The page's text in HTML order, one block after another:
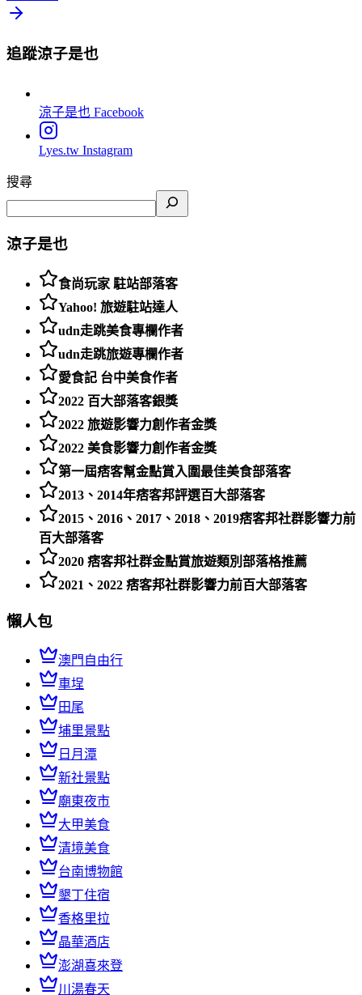
追蹤涼子是也
涼子是也 Facebook
Lyes.tw Instagram
搜尋
涼子是也
食尚玩家 駐站部落客
Yahoo! 旅遊駐站達人
udn走跳美食專欄作者
udn走跳旅遊專欄作者
愛食記 台中美食作者
2022 百大部落客銀獎
2022 旅遊影響力創作者金獎
2022 美食影響力創作者金獎
第一屆痞客幫金點賞入圍最佳美食部落客
2013、2014年痞客邦評選百大部落客
2015、2016、2017、2018、2019痞客邦社群影響力前
百大部落客
2020 痞客邦社群金點賞旅遊類別部落格推薦
2021、2022 痞客邦社群影響力前百大部落客
懶人包
澳門自由行
車埕
田尾
埔里景點
日月潭
新社景點
廟東夜市
大甲美食
清境美食
台南博物館
墾丁住宿
香格里拉
晶華酒店
澎湖喜來登
川湯春天